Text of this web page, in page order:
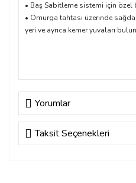
• Baş Sabitleme sistemi için
• Omurga tahtası üzerinde
yeri ve ayrıca kemer yuvaları
Yorumlar
Bu ürüne ilk
Taksit Seçenekleri